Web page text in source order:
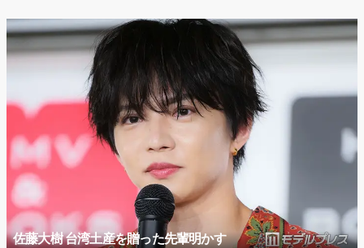
佐藤大樹 台湾土産を贈った先輩明かす